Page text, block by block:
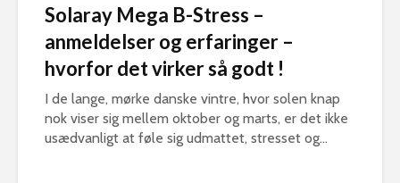
Solaray Mega B-Stress –
anmeldelser og erfaringer –
hvorfor det virker så godt !
I de lange, mørke danske vintre, hvor solen knap
nok viser sig mellem oktober og marts, er det ikke
usædvanligt at føle sig udmattet, stresset og...